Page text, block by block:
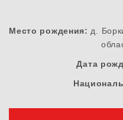
Место рождения: д.
Дата